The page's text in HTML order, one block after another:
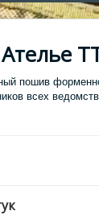
Ателье
пошив
всех